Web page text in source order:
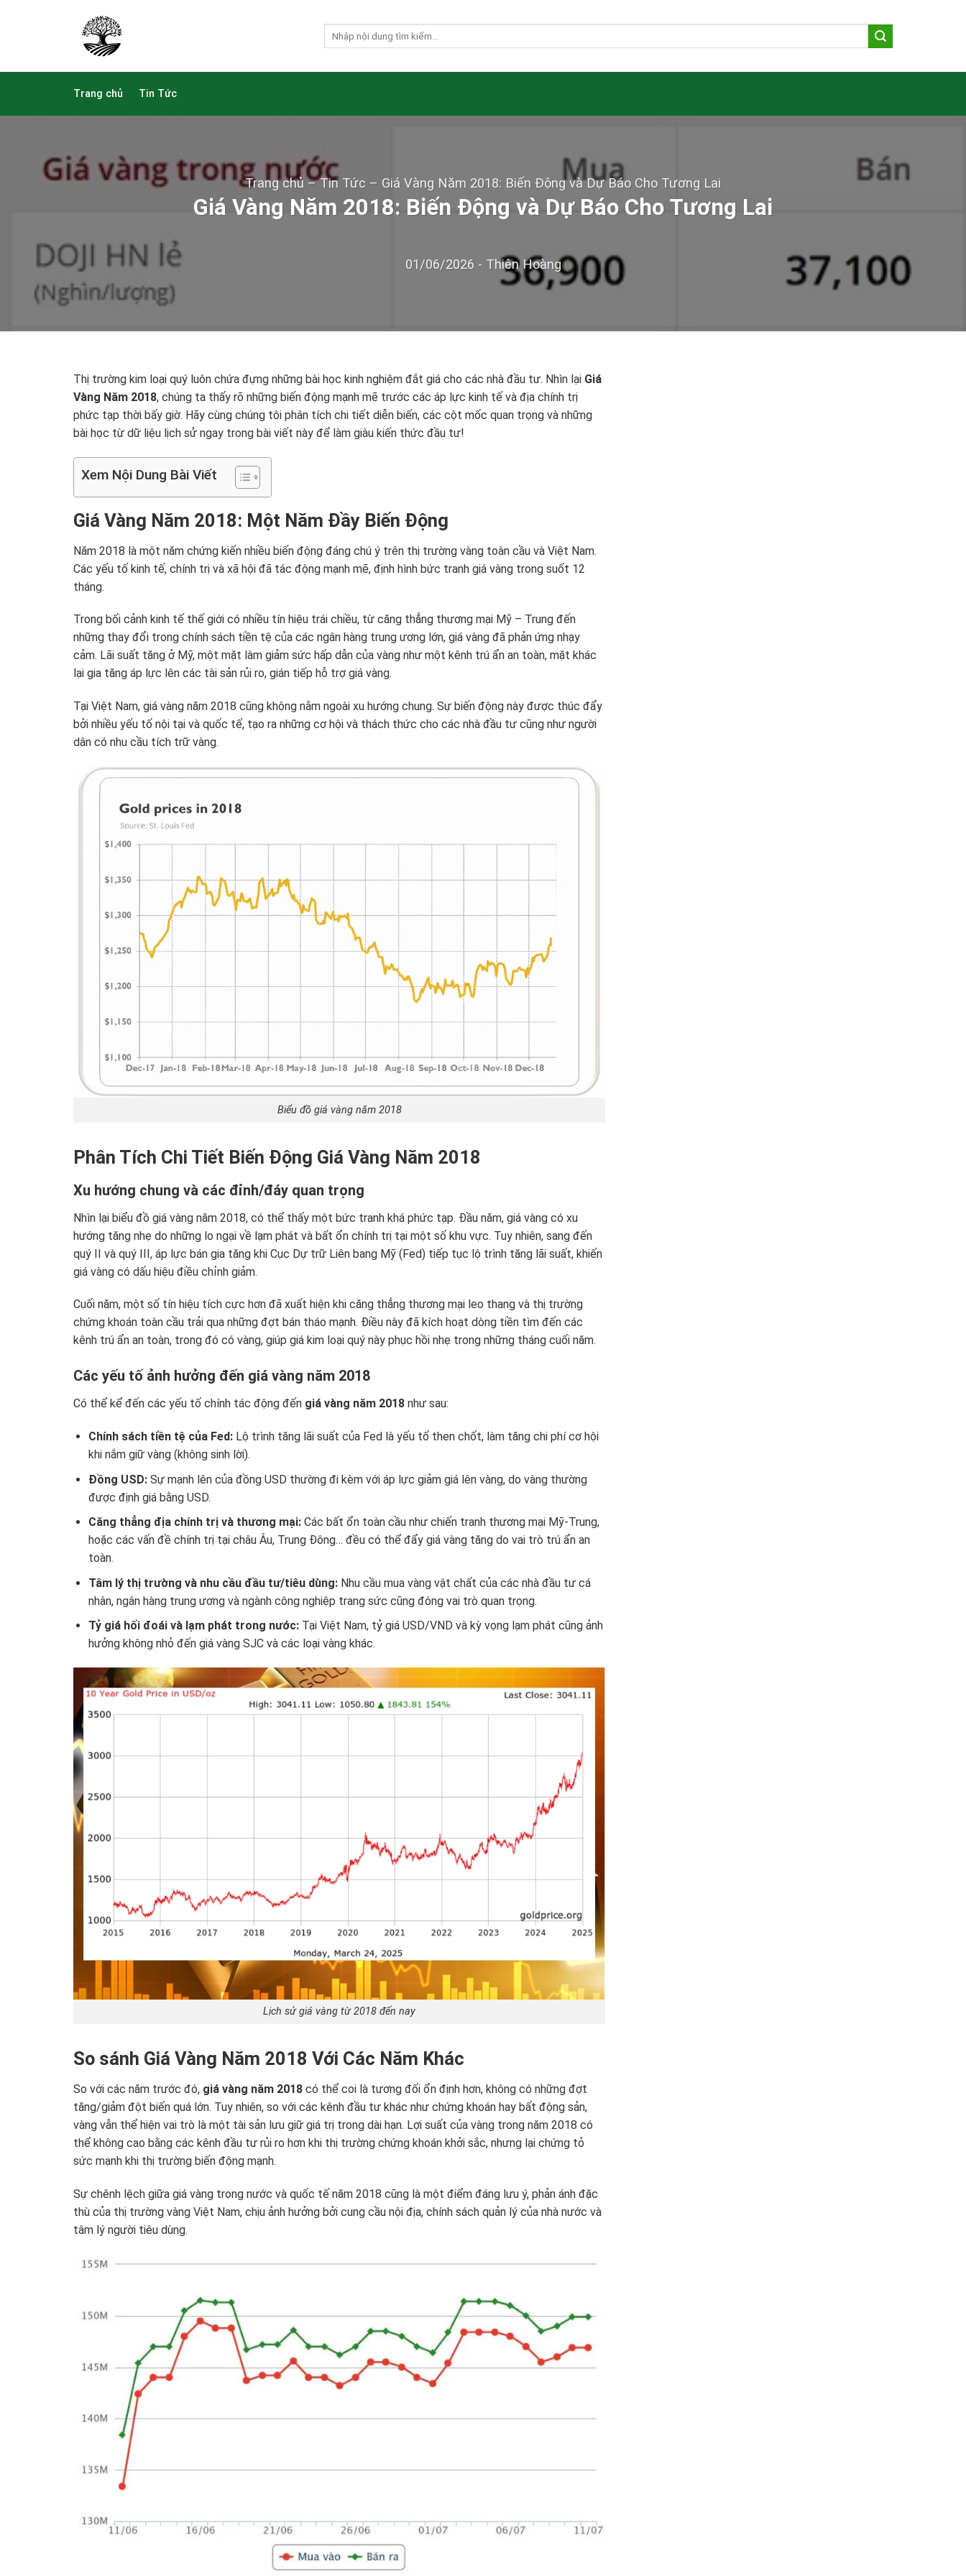
Trang chủ Tin Tức
Trang chủ –Tin Tức – Giá Vàng Năm 2018: Biến Động và Dự Báo Cho Tương Lai
Giá Vàng Năm 2018: Biến Động và Dự Báo Cho Tương Lai
01/06/2026 - Thiên Hoàng
Thị trường kim loại quý luôn chứa đựng những bài học kinh nghiệm đắt giá cho các nhà đầu tư. Nhìn lại Giá
Vàng Năm 2018, chúng ta thấy rõ những biến động mạnh mẽ trước các áp lực kinh tế và địa chính trị
phức tạp thời bấy giờ. Hãy cùng chúng tôi phân tích chi tiết diễn biến, các cột mốc quan trọng và những
bài học từ dữ liệu lịch sử ngay trong bài viết này để làm giàu kiến thức đầu tư!
Xem Nội Dung Bài Viết
Giá Vàng Năm 2018: Một Năm Đầy Biến Động
Năm 2018 là một năm chứng kiến nhiều biến động đáng chú ý trên thị trường vàng toàn cầu và Việt Nam.
Các yếu tố kinh tế, chính trị và xã hội đã tác động mạnh mẽ, định hình bức tranh giá vàng trong suốt 12
tháng.
Trong bối cảnh kinh tế thế giới có nhiều tín hiệu trái chiều, từ căng thẳng thương mại Mỹ – Trung đến
những thay đổi trong chính sách tiền tệ của các ngân hàng trung ương lớn, giá vàng đã phản ứng nhạy
cảm. Lãi suất tăng ở Mỹ, một mặt làm giảm sức hấp dẫn của vàng như một kênh trú ẩn an toàn, mặt khác
lại gia tăng áp lực lên các tài sản rủi ro, gián tiếp hỗ trợ giá vàng.
Tại Việt Nam, giá vàng năm 2018 cũng không nằm ngoài xu hướng chung. Sự biến động này được thúc đẩy
bởi nhiều yếu tố nội tại và quốc tế, tạo ra những cơ hội và thách thức cho các nhà đầu tư cũng như người
dân có nhu cầu tích trữ vàng.
Biểu đồ giá vàng năm 2018
Phân Tích Chi Tiết Biến Động Giá Vàng Năm 2018
Xu hướng chung và các đỉnh/đáy quan trọng
Nhìn lại biểu đồ giá vàng năm 2018, có thể thấy một bức tranh khá phức tạp. Đầu năm, giá vàng có xu
hướng tăng nhẹ do những lo ngại về lạm phát và bất ổn chính trị tại một số khu vực. Tuy nhiên, sang đến
quý II và quý III, áp lực bán gia tăng khi Cục Dự trữ Liên bang Mỹ (Fed) tiếp tục lộ trình tăng lãi suất, khiến
giá vàng có dấu hiệu điều chỉnh giảm.
Cuối năm, một số tín hiệu tích cực hơn đã xuất hiện khi căng thẳng thương mại leo thang và thị trường
chứng khoán toàn cầu trải qua những đợt bán tháo mạnh. Điều này đã kích hoạt dòng tiền tìm đến các
kênh trú ẩn an toàn, trong đó có vàng, giúp giá kim loại quý này phục hồi nhẹ trong những tháng cuối năm.
Các yếu tố ảnh hưởng đến giá vàng năm 2018
Có thể kể đến các yếu tố chính tác động đến giá vàng năm 2018 như sau:
Chính sách tiền tệ của Fed:Lộ trình tăng lãi suất của Fed là yếu tố then chốt, làm tăng chi phí cơ hội
khi nắm giữ vàng (không sinh lời).
Đồng USD:Sự mạnh lên của đồng USD thường đi kèm với áp lực giảm giá lên vàng, do vàng thường
được định giá bằng USD.
Căng thẳng địa chính trị và thương mại:Các bất ổn toàn cầu như chiến tranh thương mại Mỹ-Trung,
hoặc các vấn đề chính trị tại châu Âu, Trung Đông… đều có thể đẩy giá vàng tăng do vai trò trú ẩn an
toàn.
Tâm lý thị trường và nhu cầu đầu tư/tiêu dùng:Nhu cầu mua vàng vật chất của các nhà đầu tư cá
nhân, ngân hàng trung ương và ngành công nghiệp trang sức cũng đóng vai trò quan trọng.
Tỷ giá hối đoái và lạm phát trong nước:Tại Việt Nam, tỷ giá USD/VND và kỳ vọng lạm phát cũng ảnh
hưởng không nhỏ đến giá vàng SJC và các loại vàng khác.
Lịch sử giá vàng từ 2018 đến nay
So sánh Giá Vàng Năm 2018 Với Các Năm Khác
So với các năm trước đó, giá vàng năm 2018 có thể coi là tương đối ổn định hơn, không có những đợt
tăng/giảm đột biến quá lớn. Tuy nhiên, so với các kênh đầu tư khác như chứng khoán hay bất động sản,
vàng vẫn thể hiện vai trò là một tài sản lưu giữ giá trị trong dài hạn. Lợi suất của vàng trong năm 2018 có
thể không cao bằng các kênh đầu tư rủi ro hơn khi thị trường chứng khoán khởi sắc, nhưng lại chứng tỏ
sức mạnh khi thị trường biến động mạnh.
Sự chênh lệch giữa giá vàng trong nước và quốc tế năm 2018 cũng là một điểm đáng lưu ý, phản ánh đặc
thù của thị trường vàng Việt Nam, chịu ảnh hưởng bởi cung cầu nội địa, chính sách quản lý của nhà nước và
tâm lý người tiêu dùng.